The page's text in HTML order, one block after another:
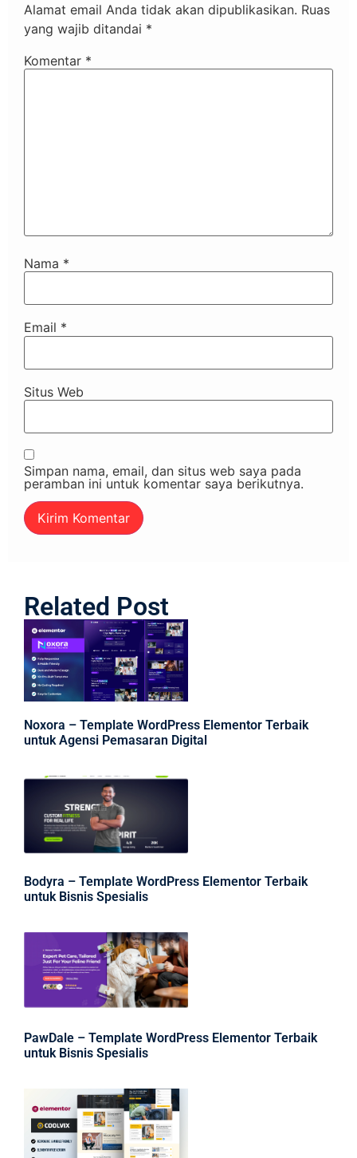
Alamat email Anda tidak akan dipublikasikan. Ruas
yang wajib ditandai *
Komentar *
Nama *
Email *
Situs Web
Simpan nama, email, dan situs web saya pada
peramban ini untuk komentar saya berikutnya.
Related Post
Noxora – Template WordPress Elementor Terbaik
untuk Agensi Pemasaran Digital
Bodyra – Template WordPress Elementor Terbaik
untuk Bisnis Spesialis
PawDale – Template WordPress Elementor Terbaik
untuk Bisnis Spesialis